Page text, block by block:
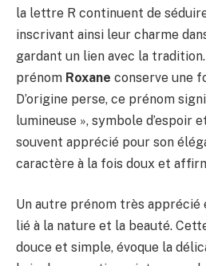
la lettre R continuent de
inscrivant ainsi leur charme
gardant un lien avec la
prénom Roxane conserve une
D’origine perse, ce prénom
lumineuse », symbole d’espoir
souvent apprécié pour son
caractère à la fois doux et
Un autre prénom très apprécié
lié à la nature et la beauté.
douce et simple, évoque la